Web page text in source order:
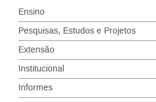
Ensino
Pesquisas, Estudos e Projetos
Extensão
Institucional
Informes